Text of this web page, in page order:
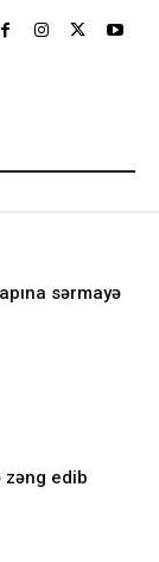
sərmayə
zəng edib